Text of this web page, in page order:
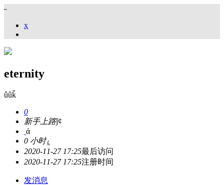
˵
ҳ
eternity
ûûǩ
0
新手上路ǰȼ
ά
0 小时ۼ
2020-11-27 17:25最后访问
2020-11-27 17:25注册时间
发消息